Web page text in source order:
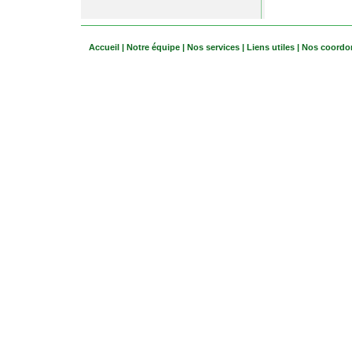
Accueil | Notre équipe | Nos services | Liens utiles | Nos